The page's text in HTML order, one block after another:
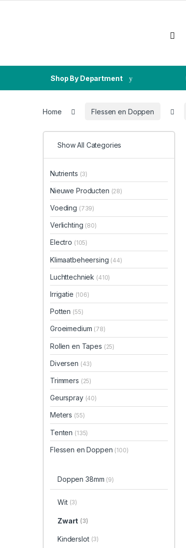
Open
Shop By Department
Home Flessen en Doppen
Show All Categories
Nutrients (3)
Nieuwe Producten (28)
Voeding (739)
Verlichting (80)
Electro (105)
Klimaatbeheersing (44)
Luchttechniek (410)
Irrigatie (106)
Potten (55)
Groeimedium (78)
Rollen en Tapes (25)
Diversen (43)
Trimmers (25)
Geurspray (40)
Meters (55)
Tenten (135)
Flessen en Doppen (100)
Doppen 38mm (9)
Wit (3)
Zwart (3)
Kinderslot (3)